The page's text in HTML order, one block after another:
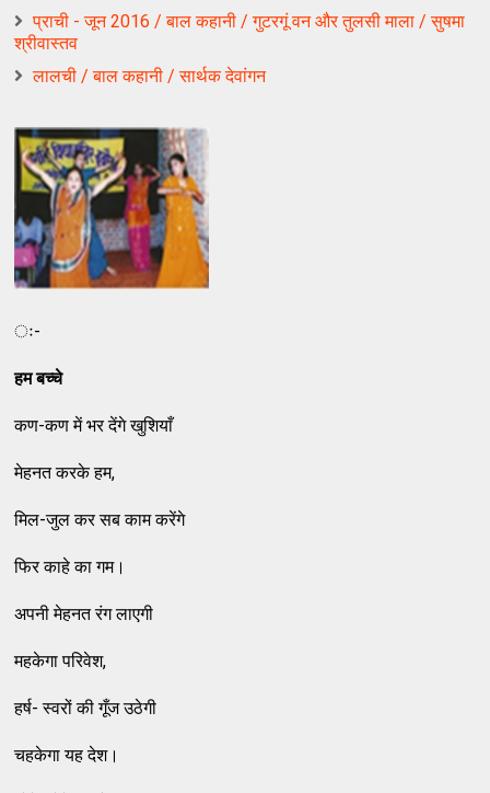
प्राची - जून 2016 / बाल कहानी / गुटरगूं वन और तुलसी माला / सुषमा
श्रीवास्तव
लालची / बाल कहानी / सार्थक देवांगन
ः-
हम बच्‍चे
कण-कण में भर देंगे खुशियाँ
मेहनत करके हम,
मिल-जुल कर सब काम करेंगे
फिर काहे का गम।
अपनी मेहनत रंग लाएगी
महकेगा परिवेश,
हर्ष- स्‍वरों की गूँज उठेगी
चहकेगा यह देश।